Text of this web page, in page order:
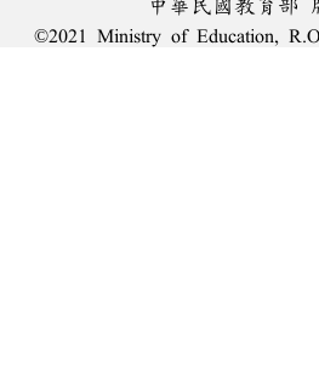
中華民國教育部
©2021 Ministry of Education,